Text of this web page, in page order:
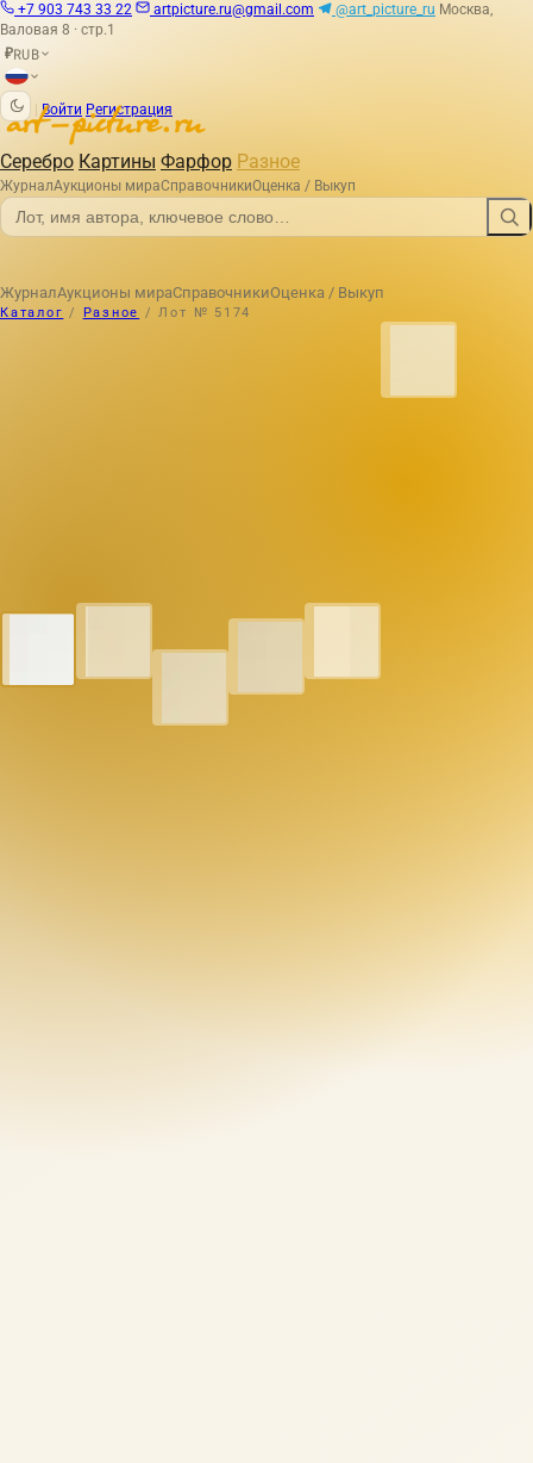
+7 903 743 33 22 artpicture.ru@gmail.com @art_picture_ru Москва,
Валовая 8 · стр.1
₽RUB
Войти Регистрация
Серебро Картины Фарфор Разное
ЖурналАукционы мираСправочникиОценка / Выкуп
ЖурналАукционы мираСправочникиОценка / Выкуп
Каталог / Разное / Лот № 5174